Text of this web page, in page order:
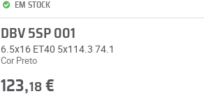
EM STOCK
DBV 5SP 001
6.5x16 ET40 5x114.3 74.1
Cor Preto
123,18€